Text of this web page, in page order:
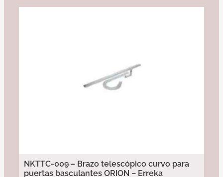
NKTTC-009 – Brazo telescópico curvo para
puertas basculantes ORION – Erreka